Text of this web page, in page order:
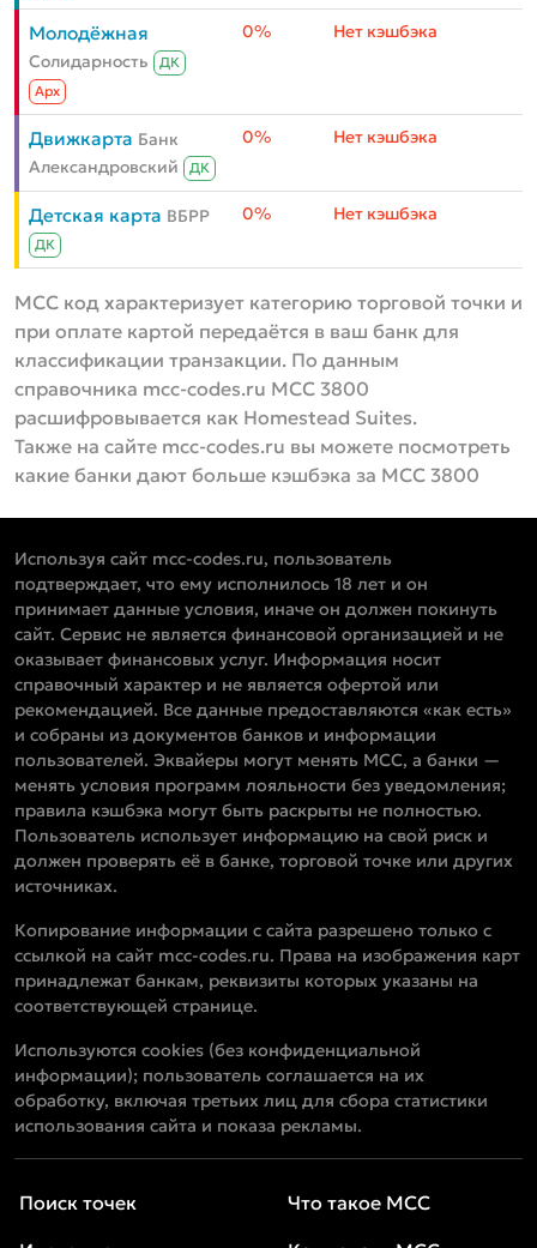
Молодёжная
Солидарность
ДК
Aрх
0% Нет кэшбэка
Движкарта Банк
Александровский
ДК
0% Нет кэшбэка
Детская карта ВБРР
ДК
0% Нет кэшбэка
MCC код характеризует категорию торговой точки и
при оплате картой передаётся в ваш банк для
классификации транзакции. По данным
справочника mcc-codes.ru MCC 3800
расшифровывается как Homestead Suites.
Также на сайте mcc-codes.ru вы можете посмотреть
какие банки дают больше кэшбэка за MCC 3800
Используя сайт mcc-codes.ru, пользователь
подтверждает, что ему исполнилось 18 лет и он
принимает данные условия, иначе он должен покинуть
сайт. Сервис не является финансовой организацией и не
оказывает финансовых услуг. Информация носит
справочный характер и не является офертой или
рекомендацией. Все данные предоставляются «как есть»
и собраны из документов банков и информации
пользователей. Эквайеры могут менять MCC, а банки —
менять условия программ лояльности без уведомления;
правила кэшбэка могут быть раскрыты не полностью.
Пользователь использует информацию на свой риск и
должен проверять её в банке, торговой точке или других
источниках.
Копирование информации с сайта разрешено только с
ссылкой на сайт mcc-codes.ru. Права на изображения карт
принадлежат банкам, реквизиты которых указаны на
соответствующей странице.
Используются cookies (без конфиденциальной
информации); пользователь соглашается на их
обработку, включая третьих лиц для сбора статистики
использования сайта и показа рекламы.
Поиск точек
Что такое MCC